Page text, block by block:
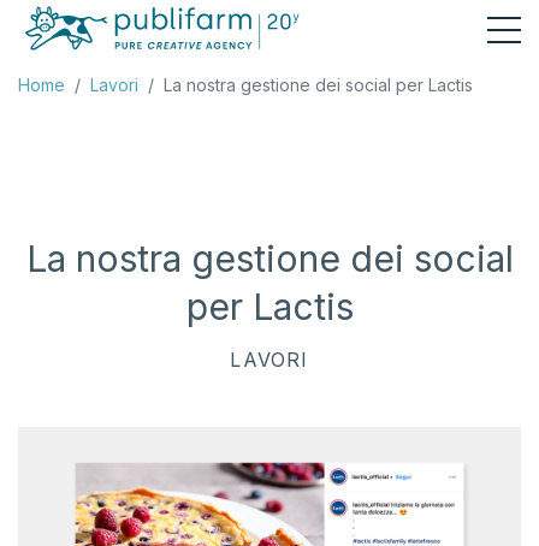
Home Lavori La nostra gestione dei social per Lactis
La nostra gestione dei social
per Lactis
LAVORI